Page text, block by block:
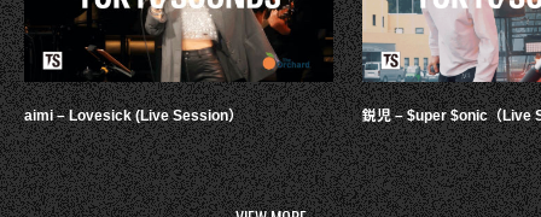
aimi – Lovesick (Live Session） 鋭児 – $uper $onic（Live